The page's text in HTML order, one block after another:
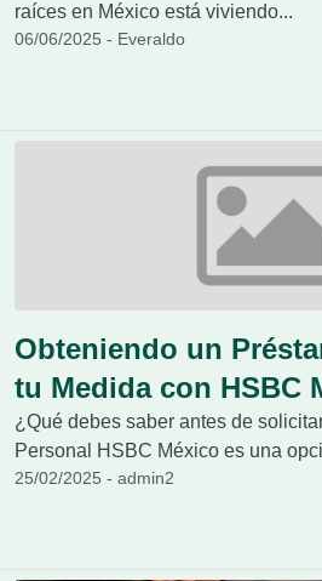
raíces en México está viviendo...
06/06/2025 - Everaldo
Obteniendo un
tu Medida con HSBC
¿Qué debes saber antes de
Personal HSBC México es una
25/02/2025 - admin2